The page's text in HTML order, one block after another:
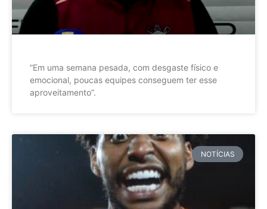
”Em uma semana pesada, com desgaste físico e
emocional, poucas equipes conseguem ter esse
aproveitamento”.
NOTÍCIAS